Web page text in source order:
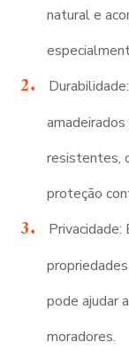
natural e
resistentes,
proteção
Privacidade:
pode ajudar
moradores.